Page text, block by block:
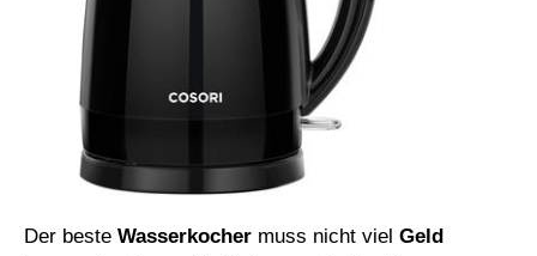
Der beste Wasserkocher muss nicht viel Geld